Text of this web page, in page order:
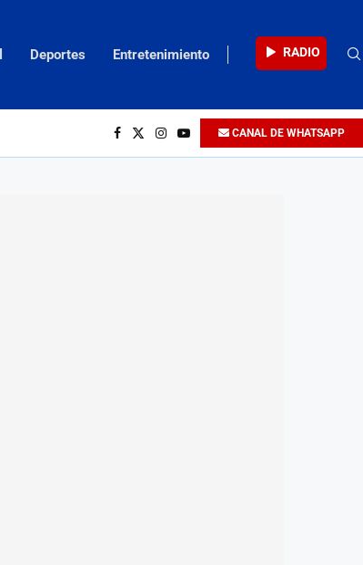
Deportes Entretenimiento RADIO
CANAL DE WHATSAPP